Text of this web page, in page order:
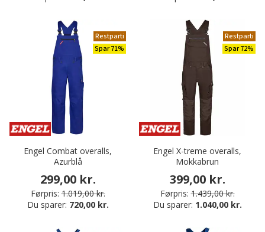
Restparti
Spar 71%
Engel Combat overalls,
Azurblå
299,00 kr.
Førpris: 1.019,00 kr.
Du sparer: 720,00 kr.
Restparti
Spar 72%
Engel X-treme overalls,
Mokkabrun
399,00 kr.
Førpris: 1.439,00 kr.
Du sparer: 1.040,00 kr.